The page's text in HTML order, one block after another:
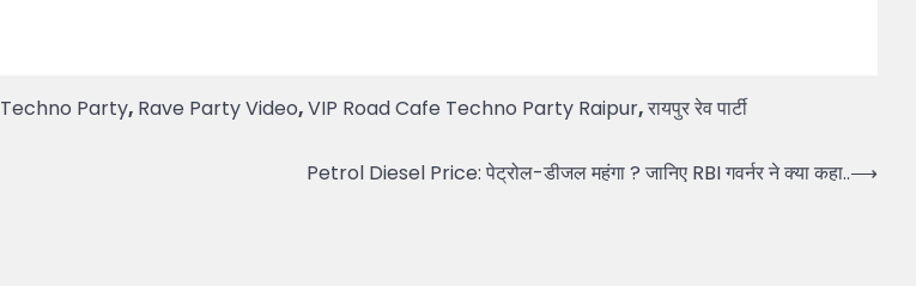
Party, Rave Party Video,VIP Road Cafe Techno Party Raipur,रायपुर रेव पार्टी
Petrol Diesel Price: पेट्रोल-डीजल महंगा ? जानिए RBI गवर्नर ने क्या कहा..⟶